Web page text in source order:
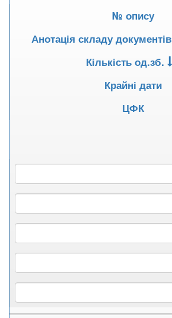
№ опису
Анотація складу
Кількість од.зб.
Крайні дати
ЦФК